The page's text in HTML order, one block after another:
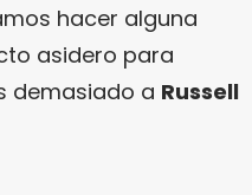
hacer alguna
asidero para
demasiado a Russell